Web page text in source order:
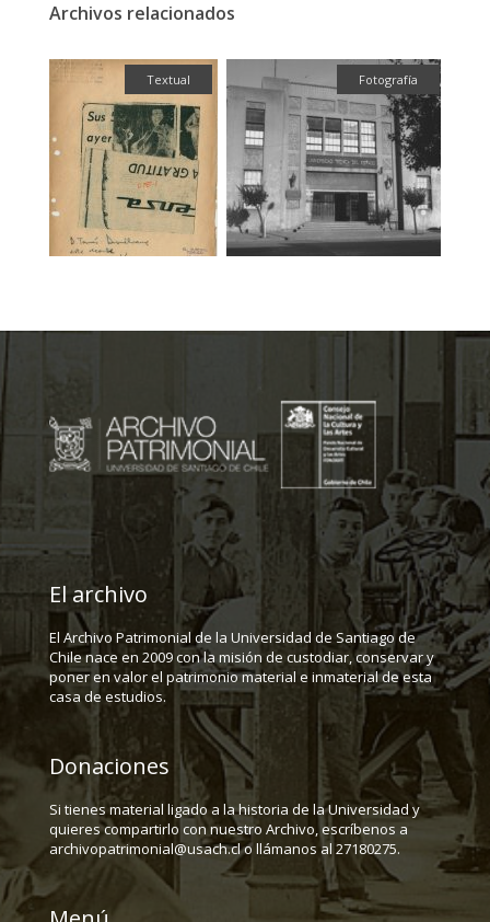
Archivos relacionados
Textual Fotografía
El archivo
El Archivo Patrimonial de la Universidad de Santiago de
Chile nace en 2009 con la misión de custodiar, conservar y
poner en valor el patrimonio material e inmaterial de esta
casa de estudios.
Donaciones
Si tienes material ligado a la historia de la Universidad y
quieres compartirlo con nuestro Archivo, escríbenos a
archivopatrimonial@usach.cl o llámanos al 27180275.